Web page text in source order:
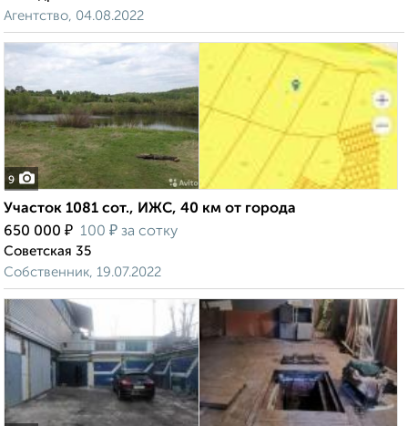
Агентство, 04.08.2022
9
Участок 1081 сот., ИЖС, 40 км от города
650 000 ₽ 100 ₽ за сотку
Советская 35
Собственник, 19.07.2022